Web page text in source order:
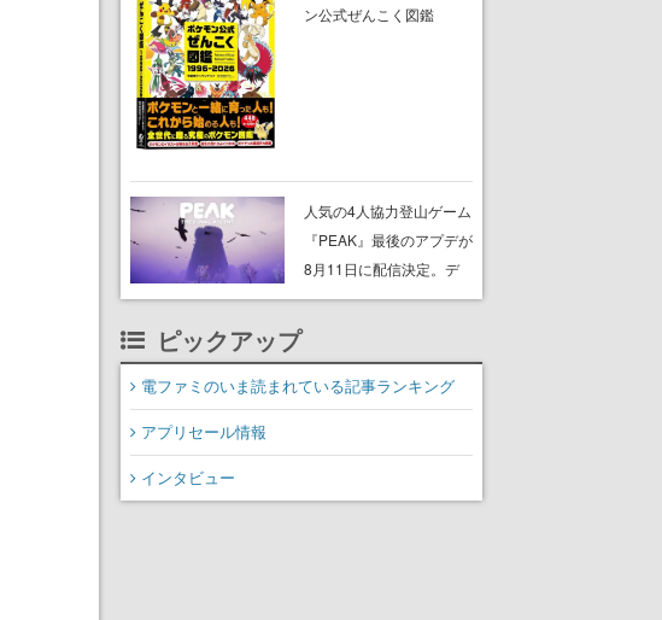
ン公式ぜんこく図鑑
人気の4人協力登山ゲーム
『PEAK』最後のアプデが
8月11日に配信決定。デ
ストラップが張り巡らさ
CITADEL」が登場し、火
山地帯と入れ替わる
ピックアップ
電ファミのいま読まれている記事ランキング
アプリセール情報
インタビュー